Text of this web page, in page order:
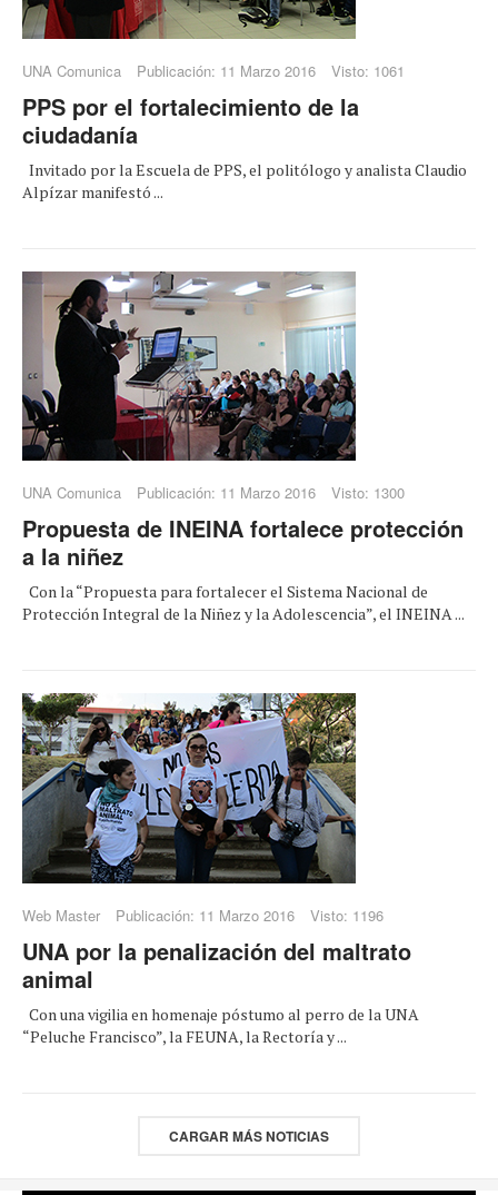
UNA Comunica Publicación: 11 Marzo 2016 Visto: 1061
PPS por el fortalecimiento de la
ciudadanía
Invitado por la Escuela de PPS, el politólogo y analista Claudio
Alpízar manifestó ...
UNA Comunica Publicación: 11 Marzo 2016 Visto: 1300
Propuesta de INEINA fortalece protección
a la niñez
Con la “Propuesta para fortalecer el Sistema Nacional de
Protección Integral de la Niñez y la Adolescencia”, el INEINA ...
Web Master Publicación: 11 Marzo 2016 Visto: 1196
UNA por la penalización del maltrato
animal
Con una vigilia en homenaje póstumo al perro de la UNA
“Peluche Francisco”, la FEUNA, la Rectoría y ...
CARGAR MÁS NOTICIAS